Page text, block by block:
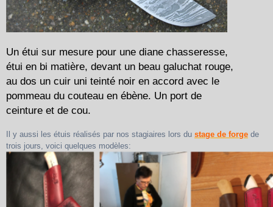
Un étui sur mesure pour une diane chasseresse,
étui en bi matière, devant un beau galuchat rouge,
au dos un cuir uni teinté noir en accord avec le
pommeau du couteau en ébène. Un port de
ceinture et de cou.
Il y aussi les étuis réalisés par nos stagiaires lors du stage de forge de
trois jours, voici quelques modèles: